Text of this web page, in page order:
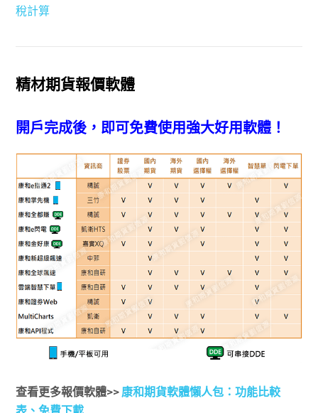
稅計算
精材期貨報價軟體
開戶完成後，即可免費使用強大好用軟體！
查看更多報價軟體>> 康和期貨軟體懶人包：功能比較